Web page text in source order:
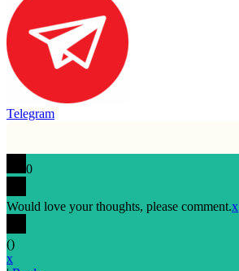
Telegram
0
Would love your thoughts, please comment.x
()
x